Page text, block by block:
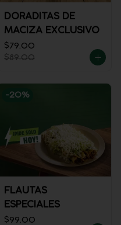
DORADITAS DE
MACIZA EXCLUSIVO
$79.00
$89.00
-20%
FLAUTAS
ESPECIALES
$99.00